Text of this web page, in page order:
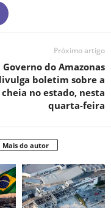
Próximo artigo
Governo do Amazonas
boletim sobre a
cheia no estado, nesta
quarta-feira
Mais do autor